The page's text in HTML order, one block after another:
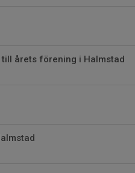
till årets förening i Halmstad